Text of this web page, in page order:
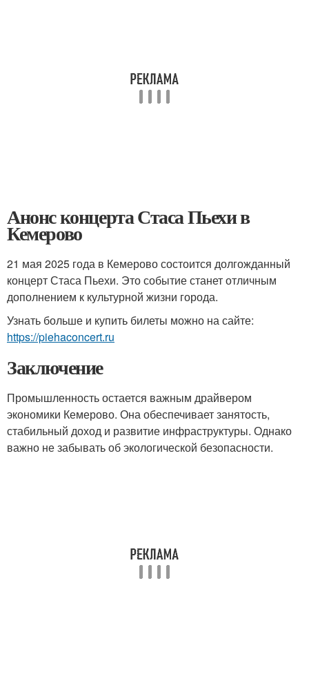
Анонс концерта Стаса Пьехи в
Кемерово
21 мая 2025 года в Кемерово состоится долгожданный
концерт Стаса Пьехи. Это событие станет отличным
дополнением к культурной жизни города.
Узнать больше и купить билеты можно на сайте:
https://piehaconcert.ru
Заключение
Промышленность остается важным драйвером
экономики Кемерово. Она обеспечивает занятость,
стабильный доход и развитие инфраструктуры. Однако
важно не забывать об экологической безопасности.